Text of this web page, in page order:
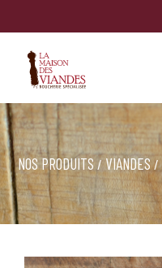
NOS PRODUITS /VIANDES/